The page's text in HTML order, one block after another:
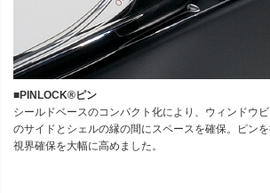
■PINLOCK®ピン
シールドベースのコンパクト化により、ウィンドウビ
のサイドとシェルの縁の間にスペースを確保。ピン
視界確保を大幅に高めました。